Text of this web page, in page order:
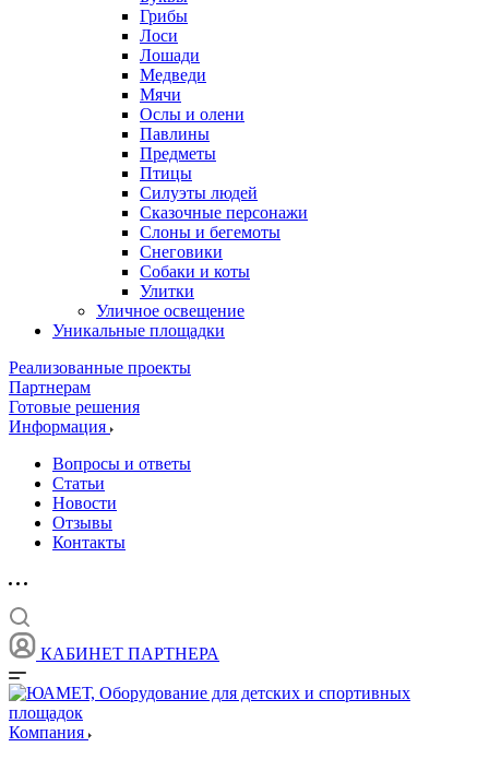
Грибы
Лоси
Лошади
Медведи
Мячи
Ослы и олени
Павлины
Предметы
Птицы
Силуэты людей
Сказочные персонажи
Слоны и бегемоты
Снеговики
Собаки и коты
Улитки
Уличное освещение
Уникальные площадки
Реализованные проекты
Партнерам
Готовые решения
Информация
Вопросы и ответы
Статьи
Новости
Отзывы
Контакты
КАБИНЕТ ПАРТНЕРА
Компания